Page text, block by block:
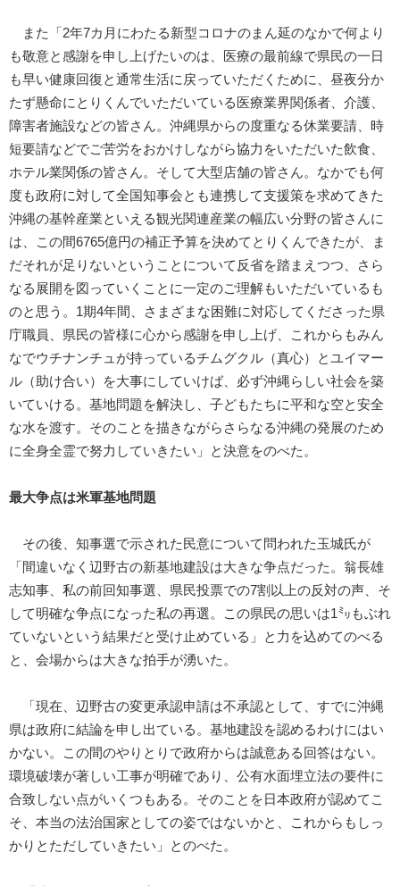
また「2年7カ月にわたる新型コロナのまん延のなかで何より
も敬意と感謝を申し上げたいのは、医療の最前線で県民の一日
も早い健康回復と通常生活に戻っていただくために、昼夜分か
たず懸命にとりくんでいただいている医療業界関係者、介護、
障害者施設などの皆さん。沖縄県からの度重なる休業要請、時
短要請などでご苦労をおかけしながら協力をいただいた飲食、
ホテル業関係の皆さん。そして大型店舗の皆さん。なかでも何
度も政府に対して全国知事会とも連携して支援策を求めてきた
沖縄の基幹産業といえる観光関連産業の幅広い分野の皆さんに
は、この間6765億円の補正予算を決めてとりくんできたが、ま
だそれが足りないということについて反省を踏まえつつ、さら
なる展開を図っていくことに一定のご理解もいただいているも
のと思う。1期4年間、さまざまな困難に対応してくださった県
庁職員、県民の皆様に心から感謝を申し上げ、これからもみん
なでウチナンチュが持っているチムグクル（真心）とユイマー
ル（助け合い）を大事にしていけば、必ず沖縄らしい社会を築
いていける。基地問題を解決し、子どもたちに平和な空と安全
な水を渡す。そのことを描きながらさらなる沖縄の発展のため
に全身全霊で努力していきたい」と決意をのべた。
最大争点は米軍基地問題
その後、知事選で示された民意について問われた玉城氏が
「間違いなく辺野古の新基地建設は大きな争点だった。翁長雄
志知事、私の前回知事選、県民投票での7割以上の反対の声、そ
して明確な争点になった私の再選。この県民の思いは1㍉もぶれ
ていないという結果だと受け止めている」と力を込めてのべる
と、会場からは大きな拍手が湧いた。
「現在、辺野古の変更承認申請は不承認として、すでに沖縄
県は政府に結論を申し出ている。基地建設を認めるわけにはい
かない。この間のやりとりで政府からは誠意ある回答はない。
環境破壊が著しい工事が明確であり、公有水面埋立法の要件に
合致しない点がいくつもある。そのことを日本政府が認めてこ
そ、本当の法治国家としての姿ではないかと、これからもしっ
かりとただしていきたい」とのべた。